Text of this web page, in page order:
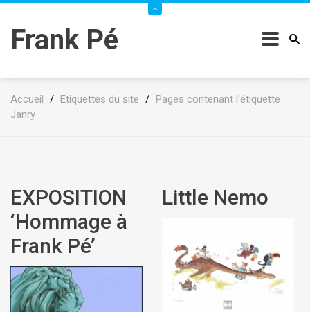
Frank Pé
Accueil / Etiquettes du site / Pages contenant l'étiquette
Janry
EXPOSITION
‘Hommage à
Frank Pé’
Little Nemo